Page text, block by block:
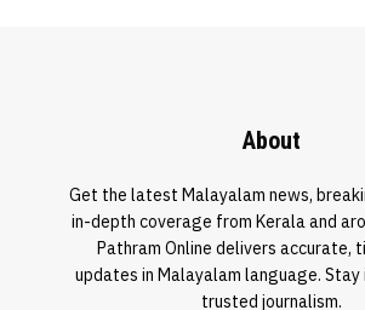
About
Get the latest Malayalam news,
in-depth coverage from Kerala and
Pathram Online delivers accurate,
updates in Malayalam language.
trusted journalism.